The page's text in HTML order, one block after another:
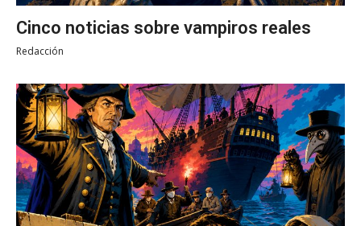
Cinco noticias sobre vampiros reales
Redacción